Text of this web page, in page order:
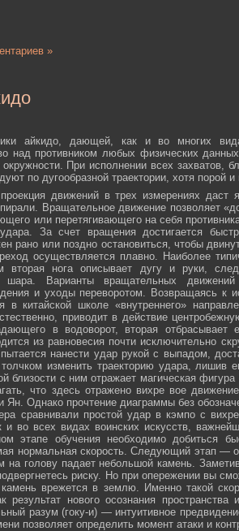
»
айкидо, дающей, как и во многих
над противником любых физических
При исполнении всех захватов,
по дугообразной траектории, хотя порой
движений в трех измерениях даст
Вращательное движение позволяет
или перетягивающего на себя
За счет вращения достигается
рано или поздно остановиться, чтобы
осуществляется плавно. Наиболее
вторая нога описывает дугу и руки,
шара. Варианты вращательных
и уходы переворотом. Возвращаясь к
китайской школе «внутреннего»
приводит в действие
в водоворот, вторая
из равновесия почти исключительно
нанести удар рукой с выпадом,
изменить траекторию удара, лишив
близости с ним отражает магическая
что здесь отражено вихре вое
Ян. Однако прочтение диаграммы без
сравнивали простой удар в кэмпо с
всех видах воинских искусств,
этапе обучения необходимо добиться
нормальная скорость. Следующий этап —
на голову падает небольшой камень.
риску. Но при опережении вы
врежется в землю. Именно такой
результат нового осознания
разум (гоку-и) — интуитивное
позволяет определить момент атаки и